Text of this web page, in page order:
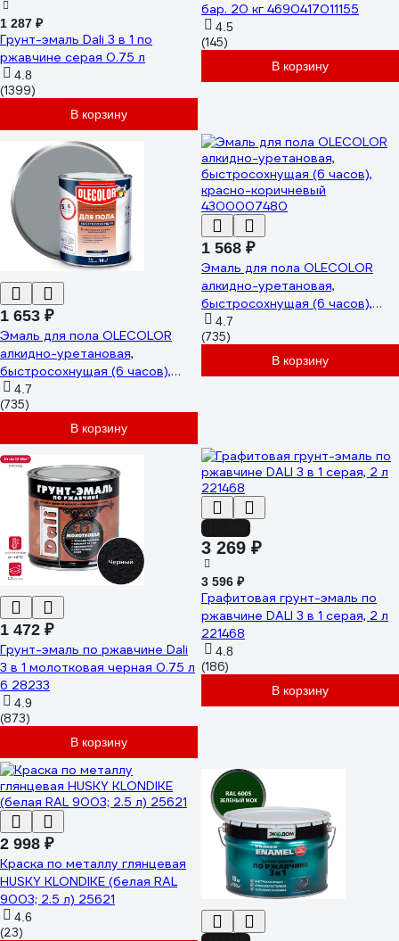
1 287 ₽
Грунт-эмаль Dali 3 в 1 по
ржавчине серая 0.75 л
4.8
(1399)
В корзину
бар. 20 кг 4690417011155
4.5
(145)
В корзину
1 653 ₽
Эмаль для пола OLECOLOR
алкидно-уретановая,
быстросохнущая (6 часов),
серый 4300009066
4.7
(735)
В корзину
1 568 ₽
Эмаль для пола OLECOLOR
алкидно-уретановая,
быстросохнущая (6 часов),
красно-коричневый
4300007480
4.7
(735)
В корзину
1 472 ₽
Грунт-эмаль по ржавчине Dali
3 в 1 молотковая черная 0.75 л
6 28233
4.9
(873)
В корзину
3 269 ₽
3 596 ₽
Графитовая грунт-эмаль по
ржавчине DALI 3 в 1 серая, 2 л
221468
4.8
(186)
В корзину
2 998 ₽
Краска по металлу глянцевая
HUSKY KLONDIKE (белая RAL
9003; 2.5 л) 25621
4.6
(23)